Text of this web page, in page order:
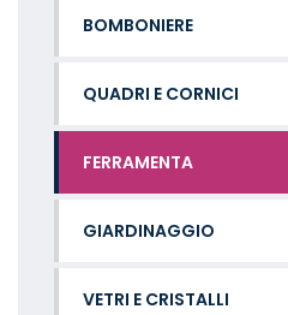
BOMBONIERE
QUADRI E CORNICI
FERRAMENTA
GIARDINAGGIO
VETRI E CRISTALLI